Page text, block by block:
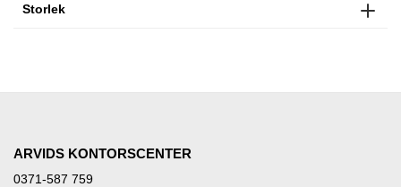
Storlek
ARVIDS KONTORSCENTER
0371-587 759